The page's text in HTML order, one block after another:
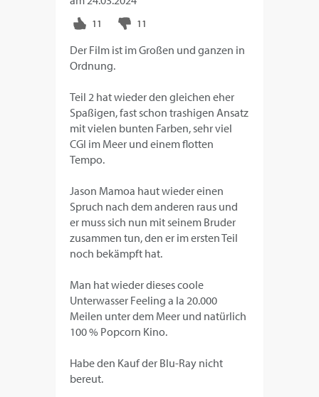
Der Film ist im Großen und ganzen in
Ordnung.
Teil 2 hat wieder den gleichen eher
Spaßigen, fast schon trashigen Ansatz
mit vielen bunten Farben, sehr viel
CGI im Meer und einem flotten
Tempo.
Jason Mamoa haut wieder einen
Spruch nach dem anderen raus und
er muss sich nun mit seinem Bruder
zusammen tun, den er im ersten Teil
noch bekämpft hat.
Man hat wieder dieses coole
Unterwasser Feeling a la 20.000
Meilen unter dem Meer und natürlich
100 % Popcorn Kino.
Habe den Kauf der Blu-Ray nicht
bereut.